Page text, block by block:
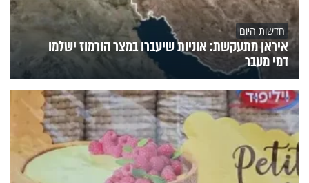
חדשות היום
איראן מתעקשת: אוניות שיעברו במצר הורמוז ישלמו
דמי מעבר